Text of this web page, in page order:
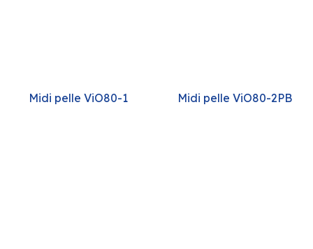
Midi pelle ViO80-1 Midi pelle ViO80-2PB